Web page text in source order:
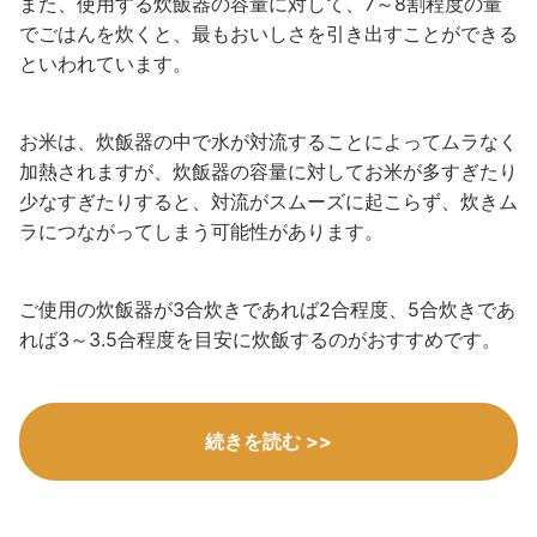
でごはんを炊くと、最もおいしさを引き出すことができる
といわれています。
お米は、炊飯器の中で水が対流することによってムラなく
加熱されますが、炊飯器の容量に対してお米が多すぎたり
少なすぎたりすると、対流がスムーズに起こらず、炊きム
ラにつながってしまう可能性があります。
ご使用の炊飯器が3合炊きであれば2合程度、5合炊きであ
れば3～3.5合程度を目安に炊飯するのがおすすめです。
続きを読む >>